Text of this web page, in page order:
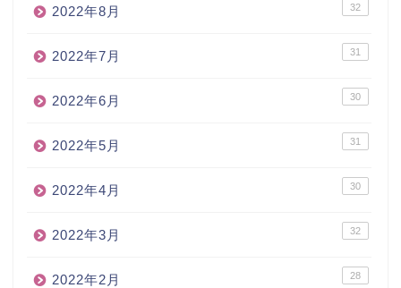
2022年8月 32
2022年7月 31
2022年6月 30
2022年5月 31
2022年4月 30
2022年3月 32
2022年2月 28